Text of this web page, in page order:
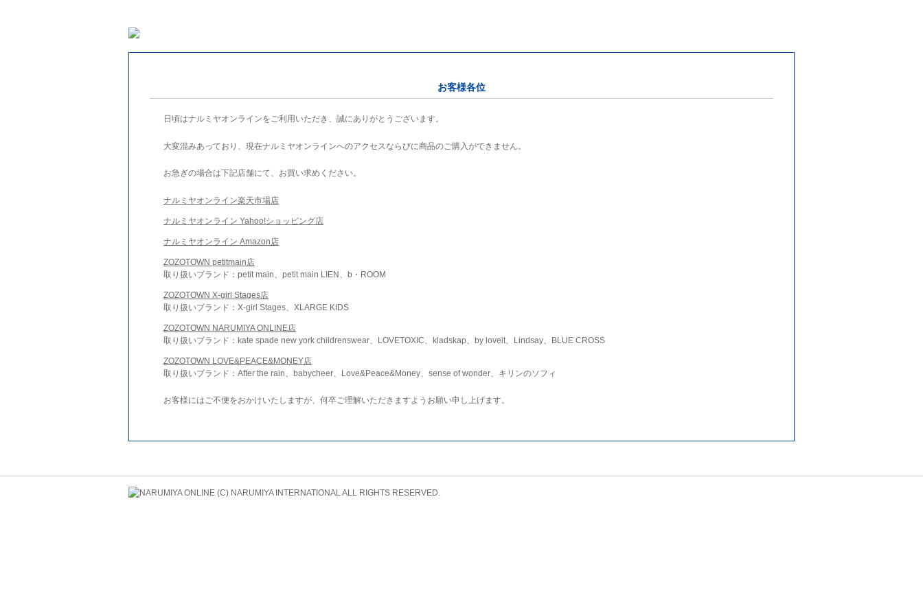
お客様各位
日頃はナルミヤオンラインをご利用いただき、誠にありがとうございます。
大変混みあっており、現在ナルミヤオンラインへのアクセスならびに商品のご購入ができません。
お急ぎの場合は下記店舗にて、お買い求めください。
ナルミヤオンライン楽天市場店
ナルミヤオンライン Yahoo!ショッピング店
ナルミヤオンライン Amazon店
ZOZOTOWN petitmain店
取り扱いブランド：petit main、petit main LIEN、b・ROOM
ZOZOTOWN X-girl Stages店
取り扱いブランド：X-girl Stages、XLARGE KIDS
ZOZOTOWN NARUMIYA ONLINE店
取り扱いブランド：kate spade new york childrenswear、LOVETOXIC、kladskap、by loveit、Lindsay、BLUE CROSS
ZOZOTOWN LOVE&PEACE&MONEY店
取り扱いブランド：After the rain、babycheer、Love&Peace&Money、sense of wonder、キリンのソフィ
お客様にはご不便をおかけいたしますが、何卒ご理解いただきますようお願い申し上げます。